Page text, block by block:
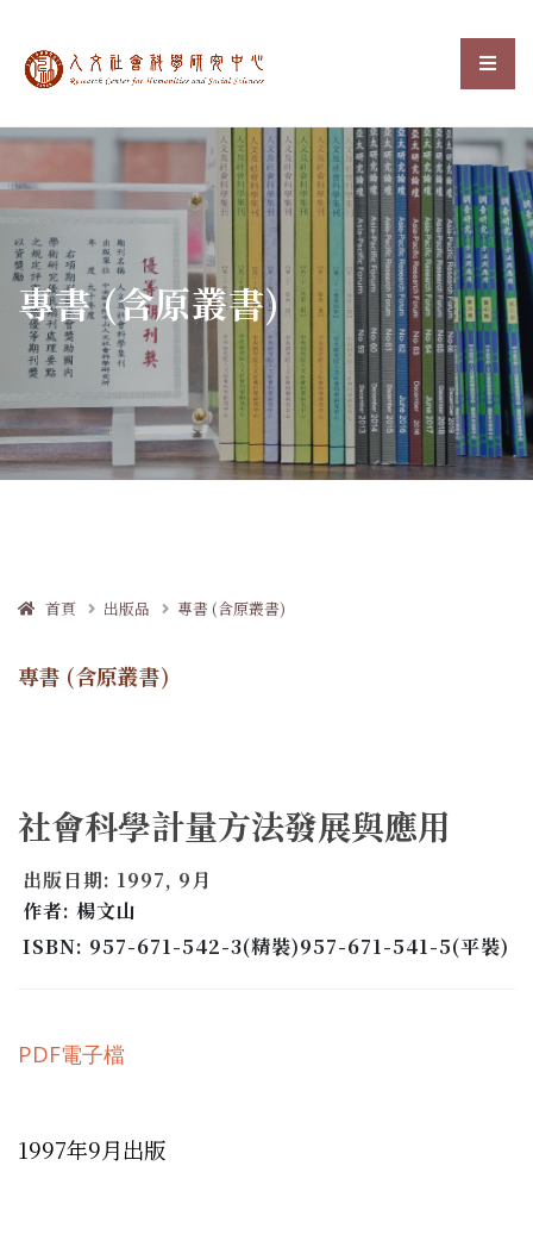
中央研究院人文社會科選
:::
專書 (含原叢書)
首頁 出版品 專書 (含原叢書)
專書 (含原叢書)
社會科學計量方法發展與應用
出版日期: 1997, 9月
作者: 楊文山
ISBN: 957-671-542-3(精裝)957-671-541-5(平裝)
PDF電子檔
1997年9月出版